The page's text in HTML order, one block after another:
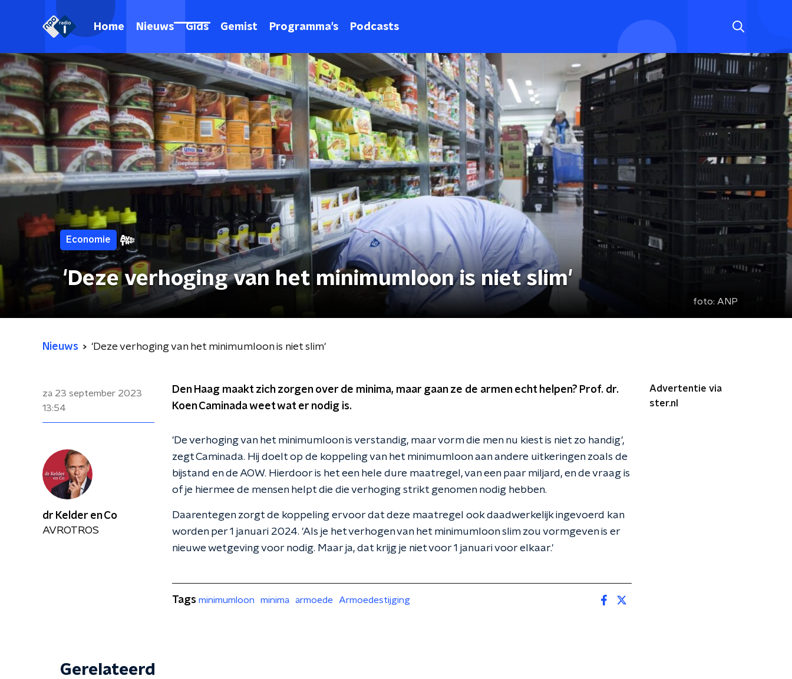
Home Nieuws Gids Gemist Programma's Podcasts
Economie
'Deze verhoging van het minimumloon is niet slim'
foto: ANP
Nieuws 'Deze verhoging van het minimumloon is niet slim'
za 23 september 2023
13:54
Den Haag maakt zich zorgen over de minima, maar gaan ze de armen echt helpen? Prof. dr.
Koen Caminada weet wat er nodig is.
'De verhoging van het minimumloon is verstandig, maar vorm die men nu kiest is niet zo handig',
zegt Caminada. Hij doelt op de koppeling van het minimumloon aan andere uitkeringen zoals de
bijstand en de AOW. Hierdoor is het een hele dure maatregel, van een paar miljard, en de vraag is
of je hiermee de mensen helpt die die verhoging strikt genomen nodig hebben.
Daarentegen zorgt de koppeling ervoor dat deze maatregel ook daadwerkelijk ingevoerd kan
worden per 1 januari 2024. 'Als je het verhogen van het minimumloon slim zou vormgeven is er
nieuwe wetgeving voor nodig. Maar ja, dat krijg je niet voor 1 januari voor elkaar.'
Advertentie via
ster.nl
dr Kelder en Co
AVROTROS
Tags minimumloon minima armoede Armoedestijging
Gerelateerd